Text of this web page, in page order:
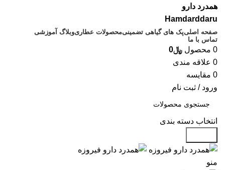
همدرد دارو
Hamdarddaru
صفحه اصلیپک های گیاهی تضمینیمحصولات عطاریوبلاگ آموزشی
تماس با ما
0 محصول ﷼0
0 علاقه مندی
0 مقایسه
ورود / ثبت نام
انتخاب دسته بندی
منو